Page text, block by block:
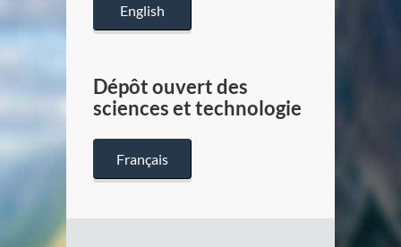
English
Dépôt ouvert des
sciences et technologie
Français